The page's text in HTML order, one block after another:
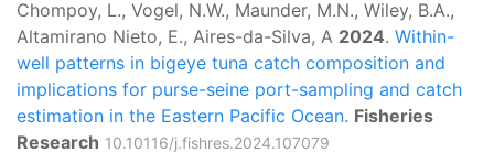
Chompoy, L., Vogel, N.W., Maunder, M.N., Wiley, B.A.,
Altamirano Nieto, E., Aires-da-Silva, A 2024. Within-
well patterns in bigeye tuna catch composition and
implications for purse-seine port-sampling and catch
estimation in the Eastern Pacific Ocean. Fisheries
Research 10.10116/j.fishres.2024.107079